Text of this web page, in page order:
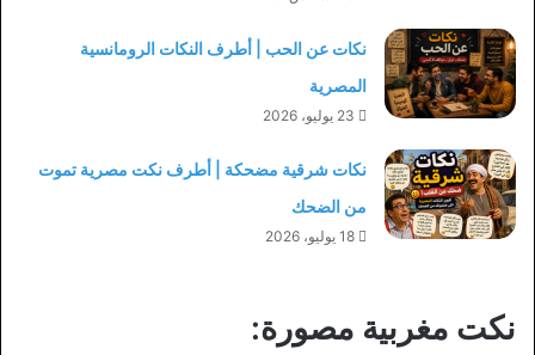
نكات عن الحب | أطرف النكات الرومانسية
المصرية
23 يوليو، 2026
نكات شرقية مضحكة | أطرف نكت مصرية تموت
من الضحك
18 يوليو، 2026
نكت مغربية مصورة: